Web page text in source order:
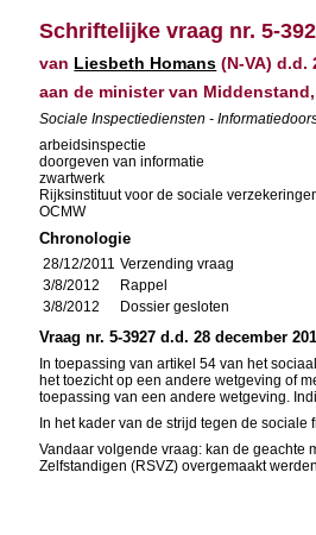
Schriftelijke vraag nr. 5-
van Liesbeth Homans (N-VA) d.d.
aan de minister van
Sociale Inspectiediensten -
arbeidsinspectie
doorgeven van informatie
zwartwerk
Rijksinstituut voor de sociale
OCMW
Chronologie
28/12/2011 Verzending vraag
3/8/2012
Rappel
3/8/2012
Dossier gesloten
Vraag nr. 5-3927 d.d. 28 december
In toepassing van artikel 54 van het
het toezicht op een andere wetgeving of
toepassing van een andere wetgeving.
In het kader van de strijd tegen de
Vandaar volgende vraag: kan de geachte
Zelfstandigen (RSVZ) overgemaakt